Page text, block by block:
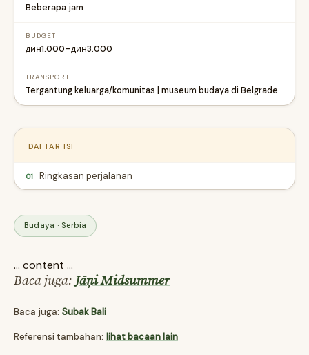
Beberapa jam
BUDGET
дин1.000–дин3.000
TRANSPORT
Tergantung keluarga/komunitas | museum budaya di Belgrade
DAFTAR ISI
01 Ringkasan perjalanan
Budaya · Serbia
... content ...
Baca juga: Jāņi Midsummer
Baca juga: Subak Bali
Referensi tambahan: lihat bacaan lain